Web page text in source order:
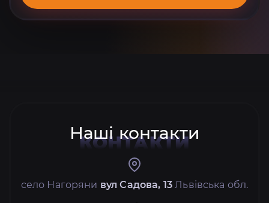
Наші контакти
КОНТАКТИ
село Нагоряни вул Садова, 13 Львівська обл.